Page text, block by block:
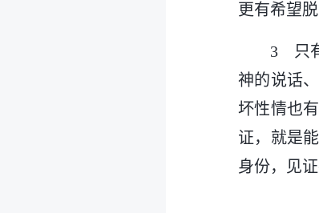
更有希望
3 只
神的说话
坏性情也
证，就是
身份，见